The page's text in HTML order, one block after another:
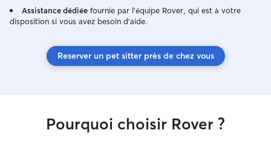
sortie. Si c'est
pas de problèmes
petit jardins où
heures sauf cas
Assistance dédiée fournie par l'équipe Rover, qui est à votre
disposition si vous avez besoin d'aide.
Reserver un pet sitter près de chez vous
Pourquoi choisir Rover ?